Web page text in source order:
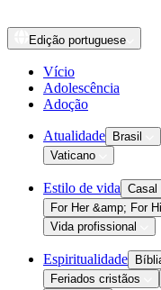
Edição portuguese
Vício
Adolescência
Adoção
Atualidade Brasil
Vaticano
Estilo de vida Casal
For Her &amp; For
Vida profissional
Espiritualidade
Feriados cristãos